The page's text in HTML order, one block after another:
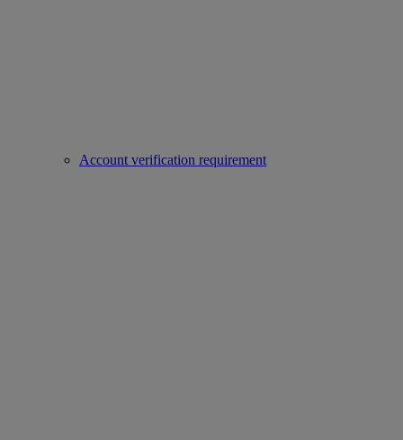
Account verification requirement